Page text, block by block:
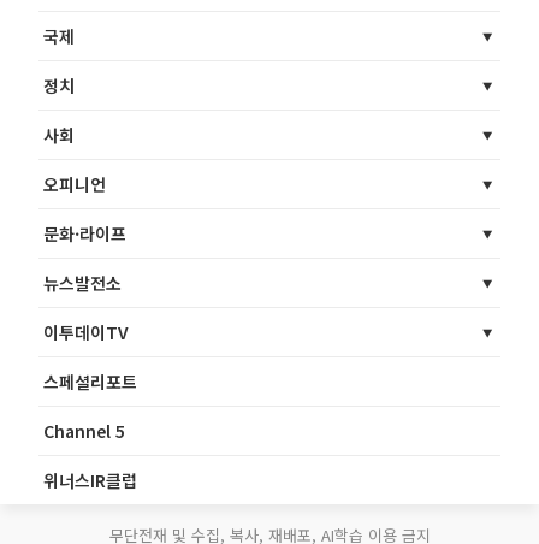
국제
정치
사회
오피니언
문화·라이프
뉴스발전소
이투데이TV
스페셜리포트
Channel 5
위너스IR클럽
무단전재 및 수집, 복사, 재배포, AI학습 이용 금지